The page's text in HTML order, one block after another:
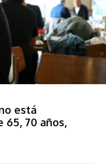
está
65, 70 años,